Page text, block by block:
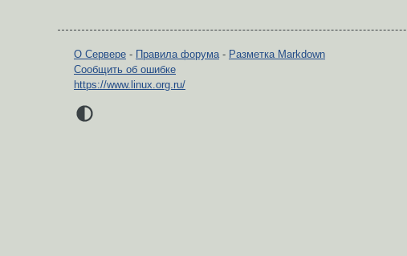
О Сервере - Правила форума- Разметка Markdown
Сообщить об ошибке
https://www.linux.org.ru/